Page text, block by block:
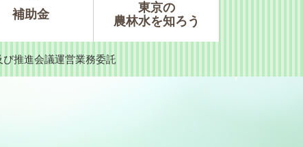
補助金
東京の
農林水を知ろう
推進会議運営業務委託